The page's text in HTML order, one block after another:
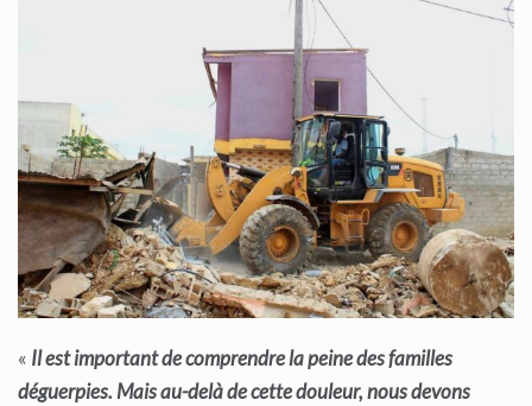
« Il est important de comprendre la peine des familles
déguerpies. Mais au-delà de cette douleur, nous devons